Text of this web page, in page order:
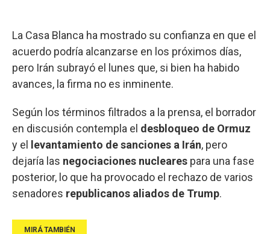
La Casa Blanca ha mostrado su confianza en que el
acuerdo podría alcanzarse en los próximos días,
pero Irán subrayó el lunes que, si bien ha habido
avances, la firma no es inminente.
Según los términos filtrados a la prensa, el borrador
en discusión contempla el desbloqueo de Ormuz
y el
levantamiento de sanciones a Irán, pero
dejaría las negociaciones nucleares para una fase
posterior, lo que ha provocado el rechazo de varios
senadores republicanos aliados de Trump.